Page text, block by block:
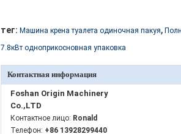
тег: Машина крена туалета одиночная пакуя,
7.8кВт одноприкосновная упаковка
Контактная информация
Foshan Origin Machinery
Co.,LTD
Контактное лицо: Ronald
Телефон: +86 13928299440